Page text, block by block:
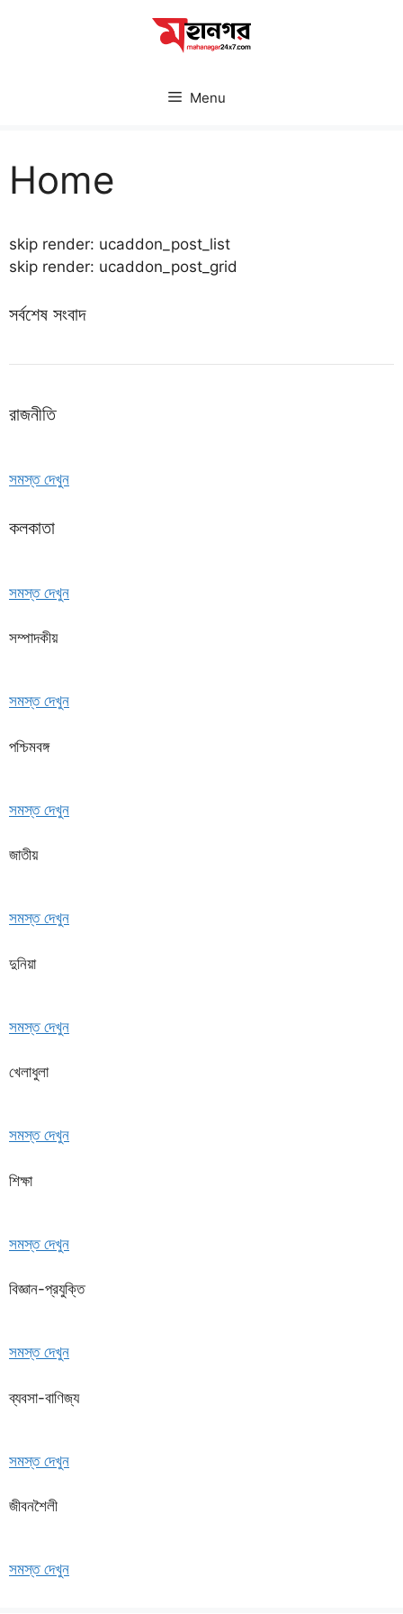
Menu
Home
skip render: ucaddon_post_list
skip render: ucaddon_post_grid
সর্বশেষ সংবাদ
রাজনীতি
সমস্ত দেখুন
কলকাতা
সমস্ত দেখুন
সম্পাদকীয়
সমস্ত দেখুন
পশ্চিমবঙ্গ
সমস্ত দেখুন
জাতীয়
সমস্ত দেখুন
দুনিয়া
সমস্ত দেখুন
খেলাধুলা
সমস্ত দেখুন
শিক্ষা
সমস্ত দেখুন
বিজ্ঞান-প্রযুক্তি
সমস্ত দেখুন
ব্যবসা-বাণিজ্য
সমস্ত দেখুন
জীবনশৈলী
সমস্ত দেখুন